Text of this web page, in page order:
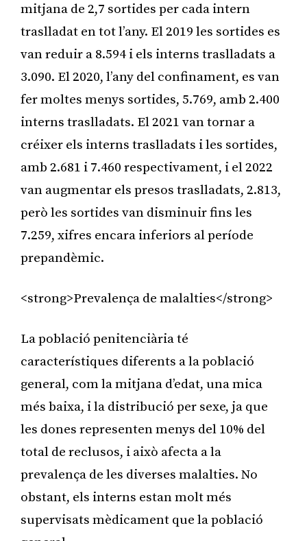
mitjana de 2,7 sortides per cada intern
traslladat en tot l’any. El 2019 les sortides es
van reduir a 8.594 i els interns traslladats a
3.090. El 2020, l’any del confinament, es van
fer moltes menys sortides, 5.769, amb 2.400
interns traslladats. El 2021 van tornar a
créixer els interns traslladats i les sortides,
amb 2.681 i 7.460 respectivament, i el 2022
van augmentar els presos traslladats, 2.813,
però les sortides van disminuir fins les
7.259, xifres encara inferiors al període
prepandèmic.
<strong>Prevalença de malalties</strong>
La població penitenciària té
característiques diferents a la població
general, com la mitjana d’edat, una mica
més baixa, i la distribució per sexe, ja que
les dones representen menys del 10% del
total de reclusos, i això afecta a la
prevalença de les diverses malalties. No
obstant, els interns estan molt més
supervisats mèdicament que la població